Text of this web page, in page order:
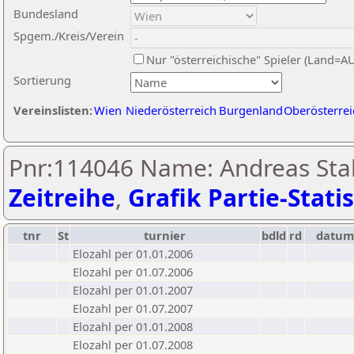
Sortierung
Bundesland
Spgem./Kreis/Verein
Nur "österreichische" Spieler
Vereinslisten:Wien Niederösterreich Burgenland
Pnr:114046 Name: Andreas
Zeitreihe, Grafik Partie-
tnr St turnier bdld rd
datum
Elozahl per 01.01.2006
Elozahl per 01.07.2006
Elozahl per 01.01.2007
Elozahl per 01.07.2007
Elozahl per 01.01.2008
Elozahl per 01.07.2008